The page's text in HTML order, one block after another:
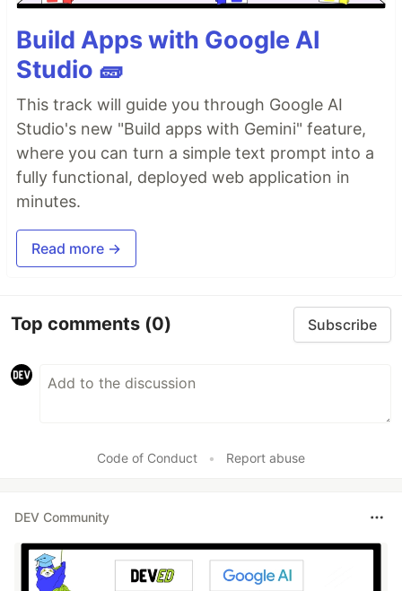
Build Apps with Google AI
Studio 🧱
This track will guide you through Google AI
Studio's new "Build apps with Gemini" feature,
where you can turn a simple text prompt into a
fully functional, deployed web application in
minutes.
Read more →
Top comments (0) Subscribe
Code of Conduct • Report abuse
DEV Community